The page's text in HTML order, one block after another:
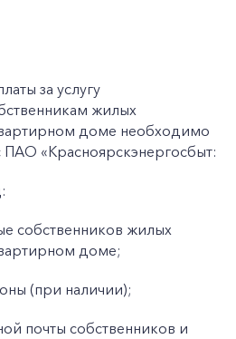
за услугу
жилых
доме необходимо
ПАО «Красноярскэнергосбыт:
собственников жилых
доме;
(при наличии);
почты собственников и